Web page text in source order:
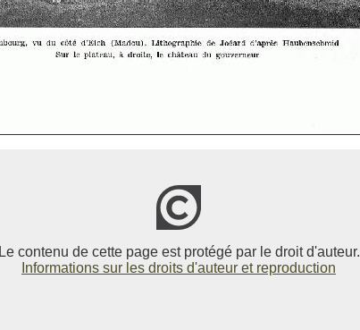
Le contenu de cette page est protégé par le droit d'auteur.
Informations sur les droits d'auteur et reproduction